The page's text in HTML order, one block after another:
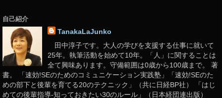
自己紹介
TanakaLaJunko
田中淳子です。大人の学びを支援する仕事に就いて
25年。執筆活動を始めて10年。「人」に関することは
全て興味あります。守備範囲は0歳から100歳まで。 著
書。 「速効!SEのためのコミュニケーション実践塾」「速効!SEのた
めの部下と後輩を育てる20のテクニック」（共に日経BP社） 「はじ
めての後輩指導-知っておきたい30のルール」（日本経団連出版）